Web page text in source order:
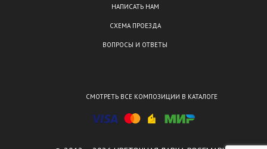
НАПИСАТЬ НАМ
СХЕМА ПРОЕЗДА
ВОПРОСЫ И ОТВЕТЫ
СМОТРЕТЬ ВСЕ КОМПОЗИЦИИ В КАТАЛОГЕ